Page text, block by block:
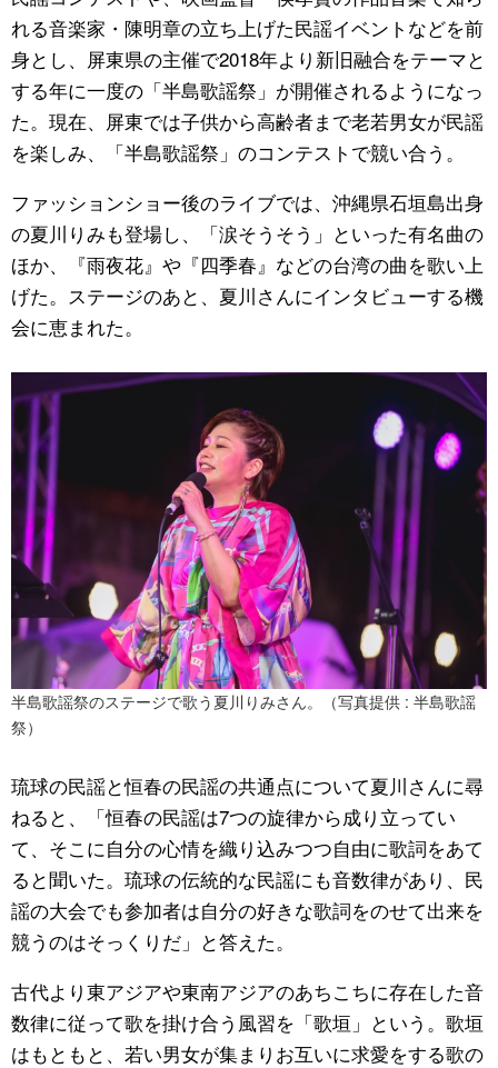
れる音楽家・陳明章の立ち上げた民謡イベントなどを前
身とし、屏東県の主催で2018年より新旧融合をテーマと
する年に一度の「半島歌謡祭」が開催されるようになっ
た。現在、屏東では子供から高齢者まで老若男女が民謡
を楽しみ、「半島歌謡祭」のコンテストで競い合う。
ファッションショー後のライブでは、沖縄県石垣島出身
の夏川りみも登場し、「涙そうそう」といった有名曲の
ほか、『雨夜花』や『四季春』などの台湾の曲を歌い上
げた。ステージのあと、夏川さんにインタビューする機
会に恵まれた。
半島歌謡祭のステージで歌う夏川りみさん。（写真提供 : 半島歌謡
祭）
琉球の民謡と恒春の民謡の共通点について夏川さんに尋
ねると、「恒春の民謡は7つの旋律から成り立ってい
て、そこに自分の心情を織り込みつつ自由に歌詞をあて
ると聞いた。琉球の伝統的な民謡にも音数律があり、民
謡の大会でも参加者は自分の好きな歌詞をのせて出来を
競うのはそっくりだ」と答えた。
古代より東アジアや東南アジアのあちこちに存在した音
数律に従って歌を掛け合う風習を「歌垣」という。歌垣
はもともと、若い男女が集まりお互いに求愛をする歌の